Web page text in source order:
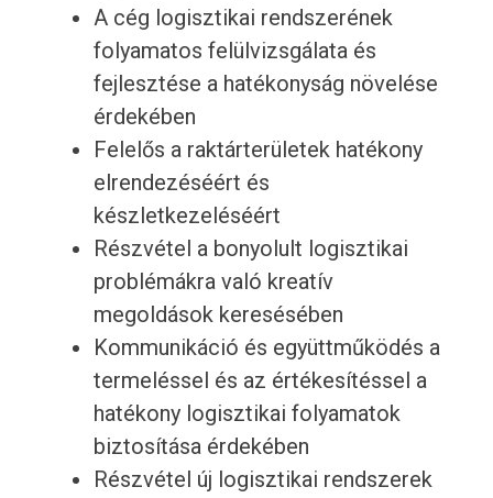
A cég logisztikai rendszerének
folyamatos felülvizsgálata és
fejlesztése a hatékonyság növelése
érdekében
Felelős a raktárterületek hatékony
elrendezéséért és
készletkezeléséért
Részvétel a bonyolult logisztikai
problémákra való kreatív
megoldások keresésében
Kommunikáció és együttműködés a
termeléssel és az értékesítéssel a
hatékony logisztikai folyamatok
biztosítása érdekében
Részvétel új logisztikai rendszerek